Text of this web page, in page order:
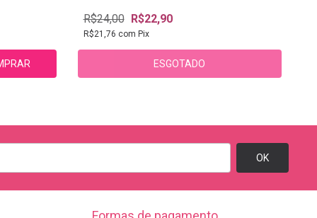
R$24,00 R$22,90
R$21,76 com Pix
ESGOTADO